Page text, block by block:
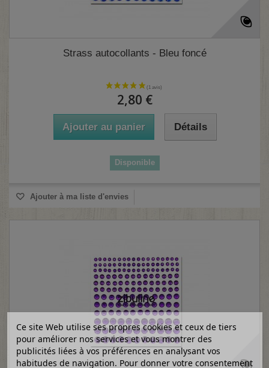
Strass autocollants - Bleu foncé
2,80 €
Ajouter au panier Détails
Disponible
Ajouter à ma liste d'envies
Ce site Web utilise ses propres cookies et ceux de tiers
pour améliorer nos services et vous montrer des
publicités liées à vos préférences en analysant vos
habitudes de navigation. Pour donner votre consentement